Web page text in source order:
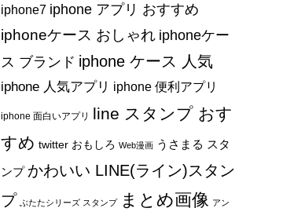
iphone7 iphone アプリ おすすめ
iphoneケース おしゃれ iphoneケー
ス ブランド iphone ケース 人気
iphone 人気アプリ iphone 便利アプリ
iphone 面白いアプリ line スタンプ おす
すめ twitter おもしろ Web漫画 うさまる スタ
ンプ かわいい LINE(ライン)スタン
プ ぶたたシリーズ スタンプ まとめ画像 アン